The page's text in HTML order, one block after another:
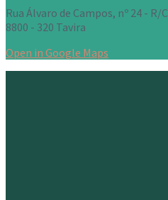
Rua Álvaro de Campos, nº 24 - R/C
8800 - 320 Tavira
Open in Google Maps